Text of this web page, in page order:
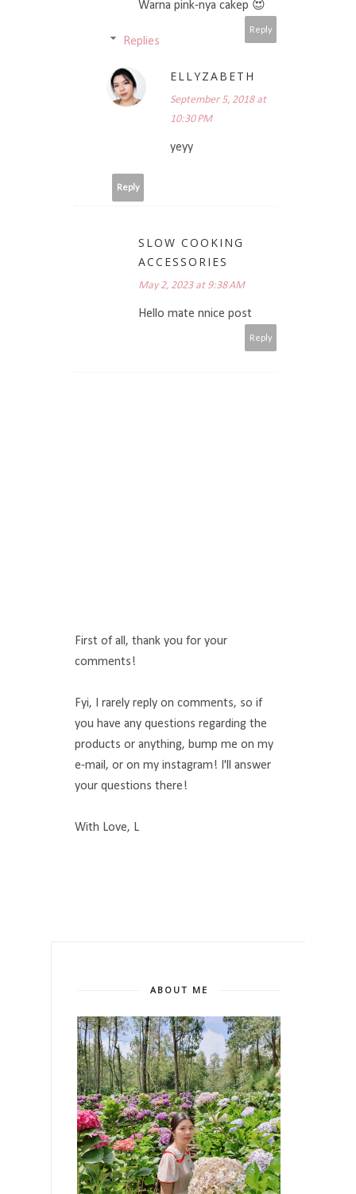
Warna pink-nya cakep 😍
Reply
Replies
ELLYZABETH
September 5, 2018 at
10:30 PM
yeyy
Reply
SLOW COOKING
ACCESSORIES
May 2, 2023 at 9:38 AM
Hello mate nnice post
Reply
First of all, thank you for your
comments!
Fyi, I rarely reply on comments, so if
you have any questions regarding the
products or anything, bump me on my
e-mail, or on my instagram! I'll answer
your questions there!
With Love, L
ABOUT ME